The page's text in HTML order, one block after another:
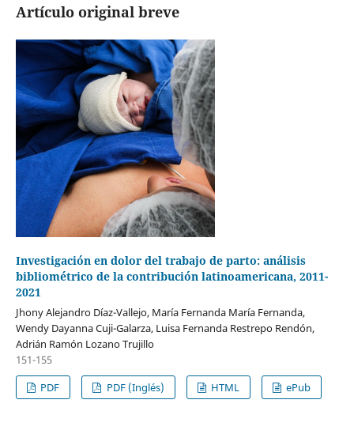
Artículo original breve
Investigación en dolor del trabajo de parto: análisis
bibliométrico de la contribución latinoamericana, 2011-
2021
Jhony Alejandro Díaz-Vallejo, María Fernanda María Fernanda,
Wendy Dayanna Cuji-Galarza, Luisa Fernanda Restrepo Rendón,
Adrián Ramón Lozano Trujillo
151-155
PDF
PDF (Inglés) HTML ePub